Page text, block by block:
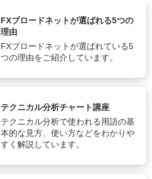
FXブロードネットが選ばれる5つの
理由
FXブロードネットが選ばれている5
つの理由をご紹介しています。
テクニカル分析チャート講座
テクニカル分析で使われる用語の基
本的な見方、使い方などをわかりや
すく解説しています。